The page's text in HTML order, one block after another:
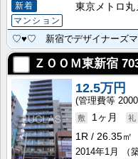
新着
マンション
東京メトロ
ＺＯＯＭ東新宿
12.5万円
1ヶ月
1R
26.35㎡
2014年1月
（